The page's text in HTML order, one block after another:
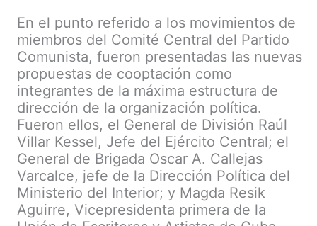
En el punto referido a los movimientos de
miembros del Comité Central del Partido
Comunista, fueron presentadas las nuevas
propuestas de cooptación como
integrantes de la máxima estructura de
dirección de la organización política.
Fueron ellos, el General de División Raúl
Villar Kessel, Jefe del Ejército Central; el
General de Brigada Oscar A. Callejas
Varcalce, jefe de la Dirección Política del
Ministerio del Interior; y Magda Resik
Aguirre, Vicepresidenta primera de la